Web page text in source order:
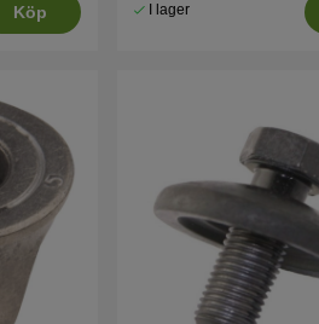
Köp I lager